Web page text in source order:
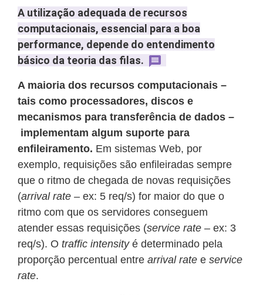
A utilização adequada de recursos
computacionais, essencial para a boa
performance, depende do entendimento
básico da teoria das filas.
A maioria dos recursos computacionais –
tais como processadores, discos e
mecanismos para transferência de dados –
implementam algum suporte para
enfileiramento. Em sistemas Web, por
exemplo, requisições são enfileiradas sempre
que o ritmo de chegada de novas requisições
(arrival rate – ex: 5 req/s) for maior do que o
ritmo com que os servidores conseguem
atender essas requisições (service rate – ex: 3
req/s). O traffic intensity é determinado pela
proporção percentual entre arrival rate e service
rate.